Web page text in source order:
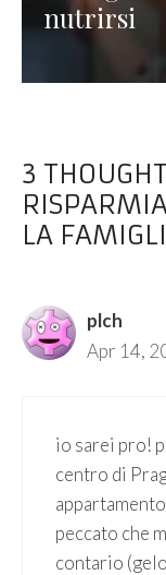
nutrirsi
3
LA
plch
Apr 14,
io sarei pro!
centro di
peccato che
contario